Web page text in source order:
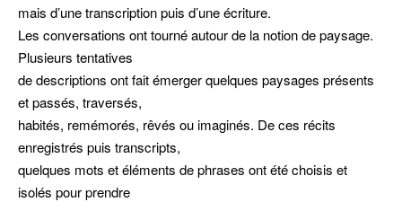
mais d’une transcription puis d’une écriture.
Les conversations ont tourné autour de la notion de paysage.
Plusieurs tentatives
de descriptions ont fait émerger quelques paysages présents
et passés, traversés,
habités, remémorés, rêvés ou imaginés. De ces récits
enregistrés puis transcripts,
quelques mots et éléments de phrases ont été choisis et
isolés pour prendre